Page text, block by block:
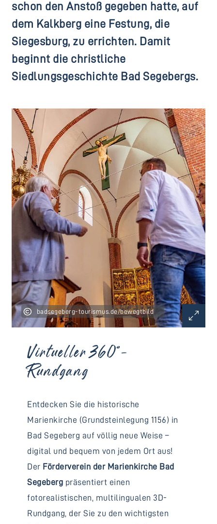
schon den Anstoß gegeben hatte, auf
dem Kalkberg eine Festung, die
Siegesburg, zu errichten. Damit
beginnt die christliche
Siedlungsgeschichte Bad Segebergs.
badsegeberg-tourismus.de/bewegtbild
Virtueller 360°-
Rundgang
Entdecken Sie die historische
Marienkirche (Grundsteinlegung 1156) in
Bad Segeberg auf völlig neue Weise –
digital und bequem von jedem Ort aus!
Der Förderverein der Marienkirche Bad
Segeberg präsentiert einen
fotorealistischen, multilingualen 3D-
Rundgang, der Sie zu den wichtigsten